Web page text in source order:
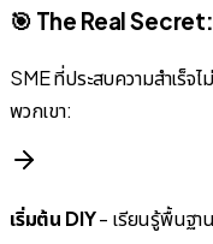
🎯 The Real
SME ที่ประสบความสำเร็จ
พวกเขา:
เริ่มต้น DIY- เรียนรู้พื้นฐาน